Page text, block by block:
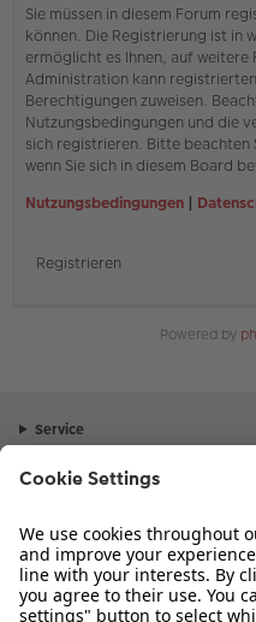
Sie müssen in diesem Forum
können. Die Registrierung ist in
ermöglicht es Ihnen, auf
Administration kann
Berechtigungen zuweisen.
Nutzungsbedingungen und die
sich registrieren. Bitte beachten
wenn Sie sich in diesem Board
Nutzungsbedingungen |
Registrieren
Powered by
Service
Sortiment